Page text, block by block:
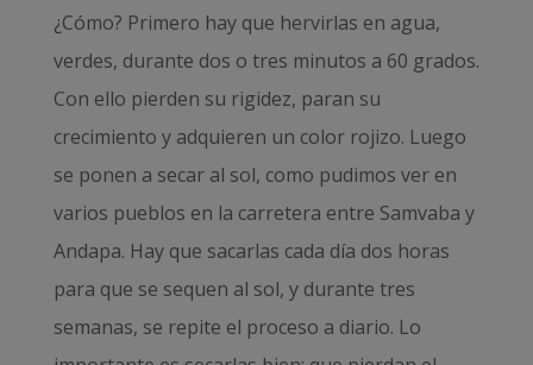
¿Cómo? Primero hay que hervirlas en agua,
verdes, durante dos o tres minutos a 60 grados.
Con ello pierden su rigidez, paran su
crecimiento y adquieren un color rojizo. Luego
se ponen a secar al sol, como pudimos ver en
varios pueblos en la carretera entre Samvaba y
Andapa. Hay que sacarlas cada día dos horas
para que se sequen al sol, y durante tres
semanas, se repite el proceso a diario. Lo